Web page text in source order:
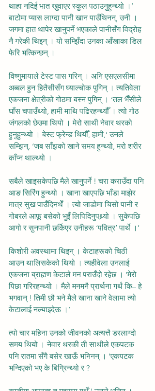
थाहा नदिई भात खुवाएर स्कुल पठाउनुहुन्थ्यो ।’
बाटोमा प्यास लाग्दा पानी खान पाउँथिनन्, उनी ।
जगमा हात थापेर खानुपर्ने भएकाले पानीसँग विद्रोह
नै गरेकी थिइन् । यो सम्झिँदा उनका आँखाका डिल
फेरि भत्किन्छन् ।
विष्णुमायाले टेस्ट पास गरिन् । अनि एसएलसीमा
अब्बल हुन हितैसीसँग घ्याल्चोक पुगिन् । त्यतिवेला
एकजना क्षेत्रीको गोठमा बस्न पुगिन् । ‘तल भैँसीले
घाँस चपाउँथ्यो, हामी माथि पढिरहन्थ्यौँ । त्यो गोठ
जंगलको छेउमा थियो । मेरो साथी नेवार थरको
हुनुहुन्थ्यो । बेस्ट फ्रेन्ड थियौँ, हामी,’ उनले
सम्झिन्, ‘जब साँझको खाने समय हुन्थ्यो, मरो शरीर
काँप्न थाल्थ्यो ।
सबैले खाइसकेपछि मैले खानुपर्ने ! चरा कराउँदा पनि
आङ सिरिंग हुन्थ्यो । खाना खाएपछि भाँडा माझेर
मात्र सुख पाउँदिनथेँ । त्यो जाडोमा चिसो पानी र
गोबरले आफू बसेको भुइँ लिपिदिनुपथ्र्यो । सुकेपछि
आगो र सुनपानी छर्किएर उनीहरू ‘पवित्र’ पार्थे ।’
किशोरी अवस्थामा थिइन् । केटाहरूको चिठी
आउन थालिसकेको थियो । त्यहीवेला उनलाई
एकजना ब्राह्मण केटाले मन पराउँदो रहेछ । ‘मेरो
पिछा गरिरहन्थ्यो । मैले मनमनै प्रार्थना गर्थं कि– हे
भगवान् ! तिमी छौ भने मैले खाना खाने वेलामा त्यो
केटालाई नल्याइदेऊ ।’
त्यो चार महिना उनको जीवनको अत्यत्तै डरलाग्दो
समय थियो । नेवार थरकी ती साथीले एकपटक
पनि रातमा सँगै बसेर खाऊँ भनिनन् । ‘एकपटक
भन्दिएको भए के बिग्रिन्थ्यो र ?